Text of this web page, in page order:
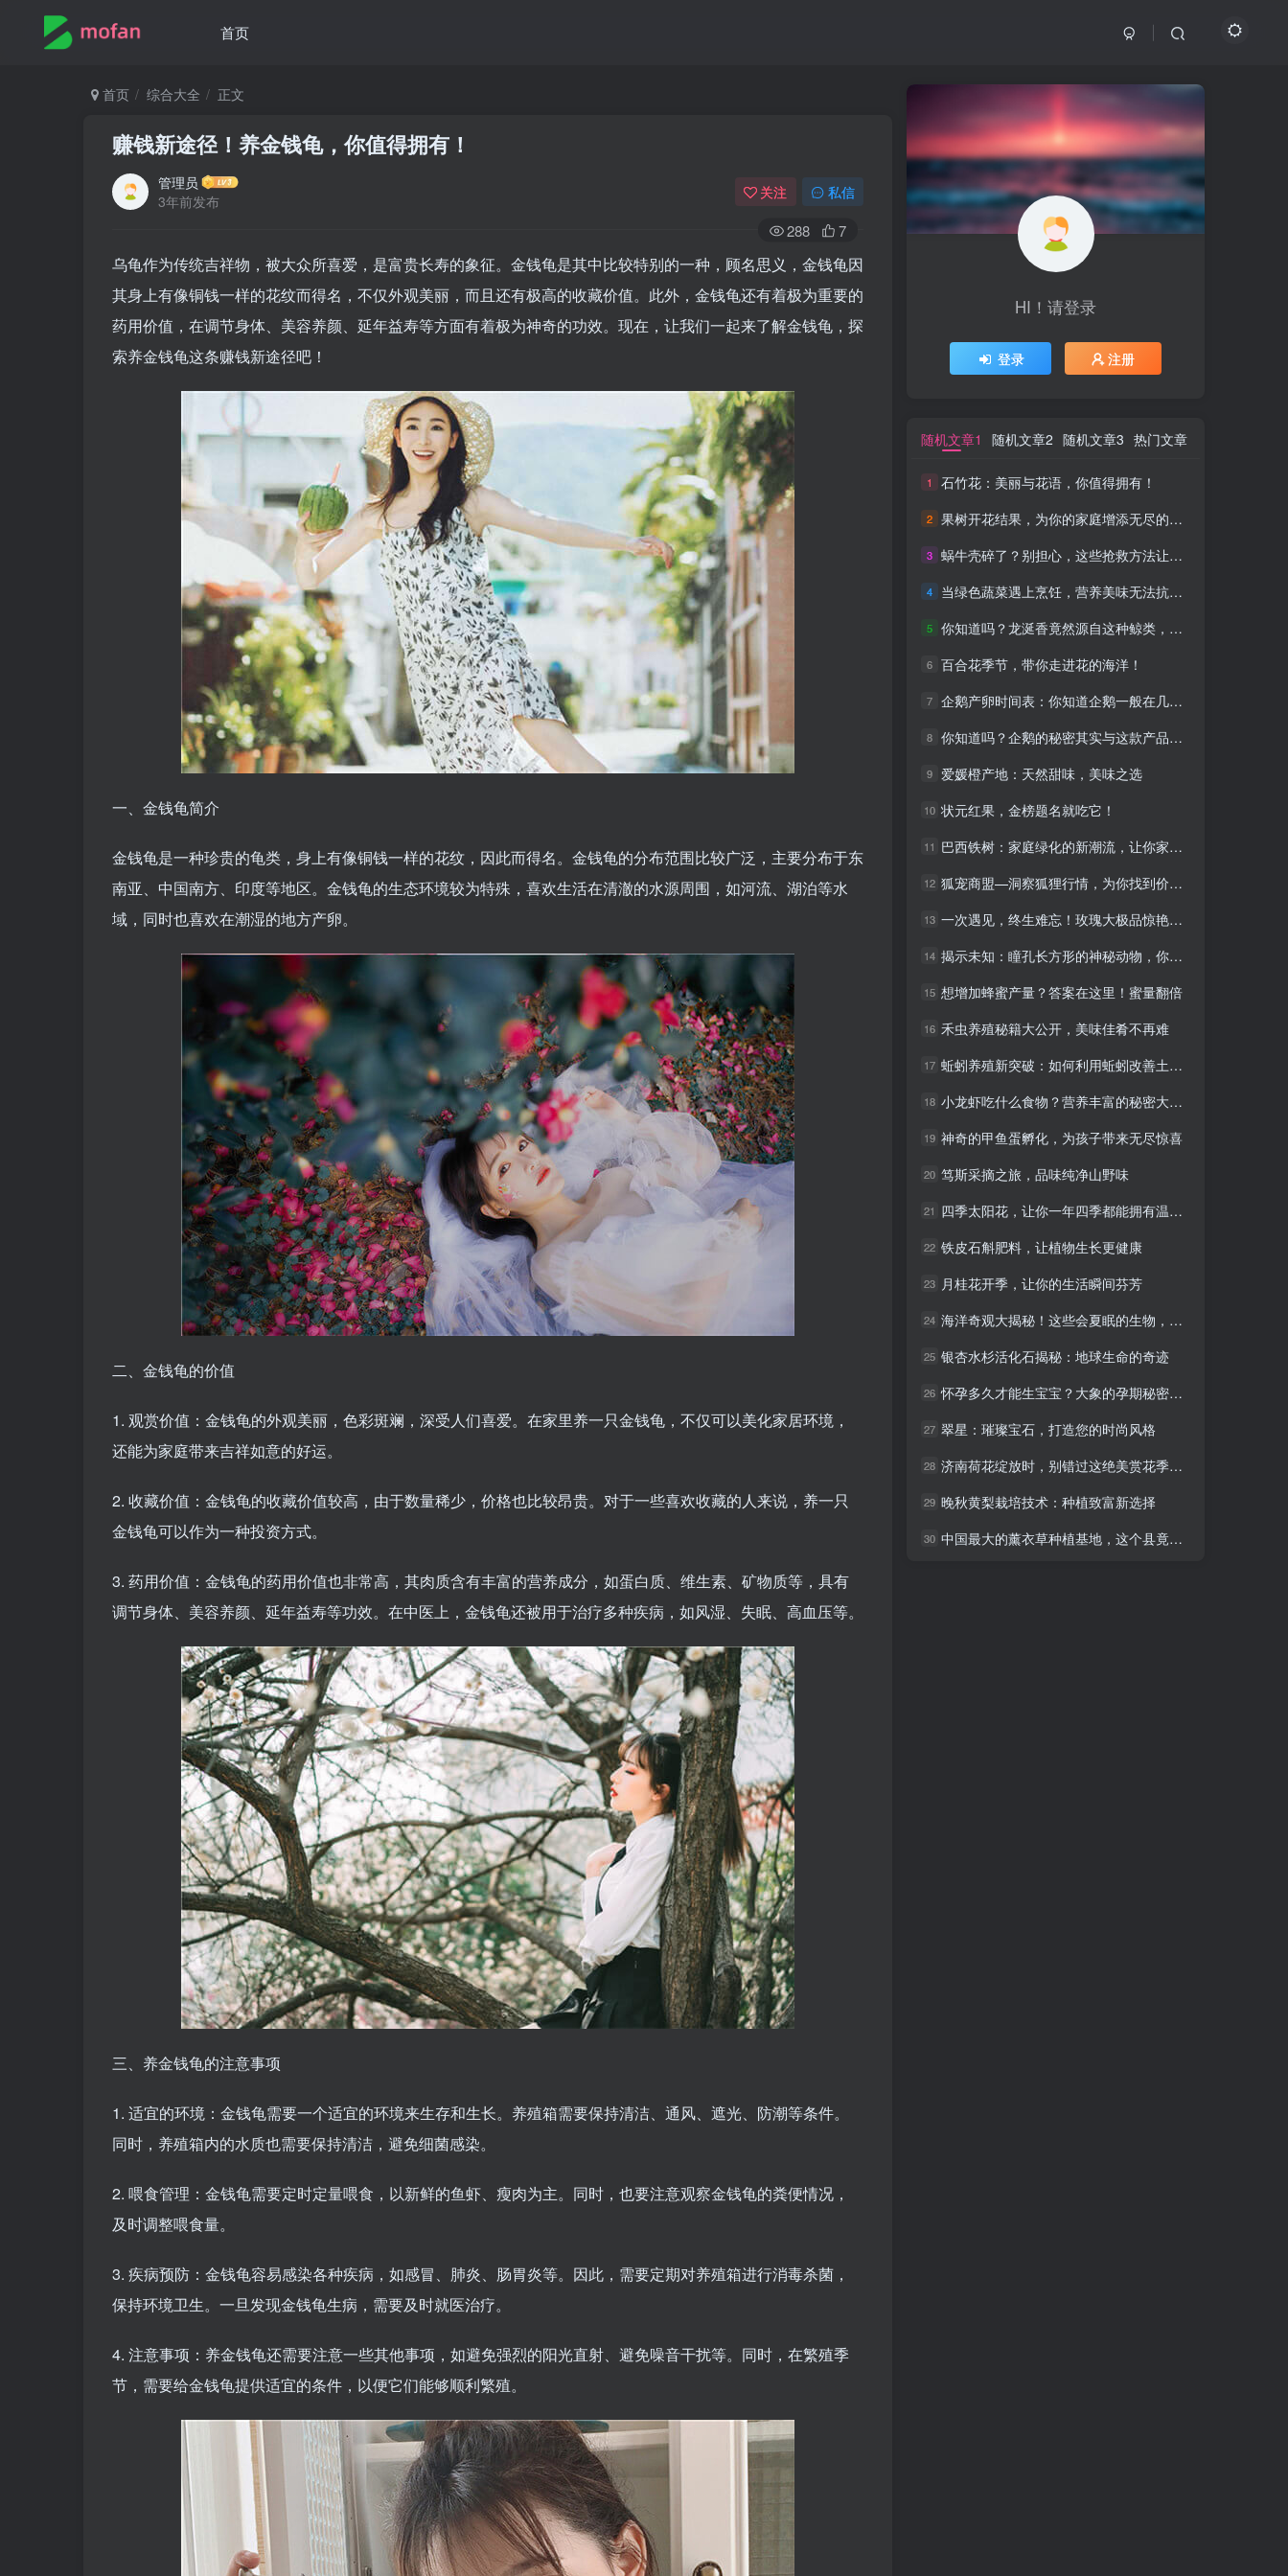
首页
首页 综合大全 正文
赚钱新途径！养金钱龟，你值得拥有！
管理员
3年前发布
关注 私信
288 7
乌龟作为传统吉祥物，被大众所喜爱，是富贵长寿的象征。金钱龟是其中比较特别的一种，顾名思义，金钱龟因
其身上有像铜钱一样的花纹而得名，不仅外观美丽，而且还有极高的收藏价值。此外，金钱龟还有着极为重要的
药用价值，在调节身体、美容养颜、延年益寿等方面有着极为神奇的功效。现在，让我们一起来了解金钱龟，探
索养金钱龟这条赚钱新途径吧！
一、金钱龟简介
金钱龟是一种珍贵的龟类，身上有像铜钱一样的花纹，因此而得名。金钱龟的分布范围比较广泛，主要分布于东
南亚、中国南方、印度等地区。金钱龟的生态环境较为特殊，喜欢生活在清澈的水源周围，如河流、湖泊等水
域，同时也喜欢在潮湿的地方产卵。
二、金钱龟的价值
1. 观赏价值：金钱龟的外观美丽，色彩斑斓，深受人们喜爱。在家里养一只金钱龟，不仅可以美化家居环境，
还能为家庭带来吉祥如意的好运。
2. 收藏价值：金钱龟的收藏价值较高，由于数量稀少，价格也比较昂贵。对于一些喜欢收藏的人来说，养一只
金钱龟可以作为一种投资方式。
3. 药用价值：金钱龟的药用价值也非常高，其肉质含有丰富的营养成分，如蛋白质、维生素、矿物质等，具有
调节身体、美容养颜、延年益寿等功效。在中医上，金钱龟还被用于治疗多种疾病，如风湿、失眠、高血压等。
三、养金钱龟的注意事项
1. 适宜的环境：金钱龟需要一个适宜的环境来生存和生长。养殖箱需要保持清洁、通风、遮光、防潮等条件。
同时，养殖箱内的水质也需要保持清洁，避免细菌感染。
2. 喂食管理：金钱龟需要定时定量喂食，以新鲜的鱼虾、瘦肉为主。同时，也要注意观察金钱龟的粪便情况，
及时调整喂食量。
3. 疾病预防：金钱龟容易感染各种疾病，如感冒、肺炎、肠胃炎等。因此，需要定期对养殖箱进行消毒杀菌，
保持环境卫生。一旦发现金钱龟生病，需要及时就医治疗。
4. 注意事项：养金钱龟还需要注意一些其他事项，如避免强烈的阳光直射、避免噪音干扰等。同时，在繁殖季
节，需要给金钱龟提供适宜的条件，以便它们能够顺利繁殖。
HI！请登录
登录 注册
随机文章1 随机文章2 随机文章3 热门文章
1 石竹花：美丽与花语，你值得拥有！
2 果树开花结果，为你的家庭增添无尽的欢乐！
3 蜗牛壳碎了？别担心，这些抢救方法让你安心！
4 当绿色蔬菜遇上烹饪，营养美味无法抗拒！
5 你知道吗？龙涎香竟然源自这种鲸类，不可思议！
6 百合花季节，带你走进花的海洋！
7 企鹅产卵时间表：你知道企鹅一般在几月份产卵吗？
8 你知道吗？企鹅的秘密其实与这款产品息息相关
9 爱媛橙产地：天然甜味，美味之选
10 状元红果，金榜题名就吃它！
11 巴西铁树：家庭绿化的新潮流，让你家焕然一新
12 狐宠商盟—洞察狐狸行情，为你找到价值的新商机！
13 一次遇见，终生难忘！玫瑰大极品惊艳登场！
14 揭示未知：瞳孔长方形的神秘动物，你知道吗？
15 想增加蜂蜜产量？答案在这里！蜜量翻倍
16 禾虫养殖秘籍大公开，美味佳肴不再难
17 蚯蚓养殖新突破：如何利用蚯蚓改善土壤质量
18 小龙虾吃什么食物？营养丰富的秘密大揭秘！
19 神奇的甲鱼蛋孵化，为孩子带来无尽惊喜
20 笃斯采摘之旅，品味纯净山野味
21 四季太阳花，让你一年四季都能拥有温暖的阳光
22 铁皮石斛肥料，让植物生长更健康
23 月桂花开季，让你的生活瞬间芬芳
24 海洋奇观大揭秘！这些会夏眠的生物，你见过吗？
25 银杏水杉活化石揭秘：地球生命的奇迹
26 怀孕多久才能生宝宝？大象的孕期秘密大公开！
27 翠星：璀璨宝石，打造您的时尚风格
28 济南荷花绽放时，别错过这绝美赏花季节！
29 晚秋黄梨栽培技术：种植致富新选择
30 中国最大的薰衣草种植基地，这个县竟藏着绝美秘境！
HI！请登录
登录 注册
随机文章1 随机文章2 随机文章3 热门文章
1 石竹花：美丽与花语，你值得拥有！
2 果树开花结果，为你的家庭增添无尽的欢乐！
3 蜗牛壳碎了？别担心，这些抢救方法让你安心！
4 当绿色蔬菜遇上烹饪，营养美味无法抗拒！
5 你知道吗？龙涎香竟然源自这种鲸类，不可思议！
6 百合花季节，带你走进花的海洋！
7 企鹅产卵时间表：你知道企鹅一般在几月份产卵吗？
8 你知道吗？企鹅的秘密其实与这款产品息息相关
9 爱媛橙产地：天然甜味，美味之选
10 状元红果，金榜题名就吃它！
11 巴西铁树：家庭绿化的新潮流，让你家焕然一新
12 狐宠商盟—洞察狐狸行情，为你找到价值的新商机！
13 一次遇见，终生难忘！玫瑰大极品惊艳登场！
14 揭示未知：瞳孔长方形的神秘动物，你知道吗？
15 想增加蜂蜜产量？答案在这里！蜜量翻倍
16 禾虫养殖秘籍大公开，美味佳肴不再难
17 蚯蚓养殖新突破：如何利用蚯蚓改善土壤质量
18 小龙虾吃什么食物？营养丰富的秘密大揭秘！
19 神奇的甲鱼蛋孵化，为孩子带来无尽惊喜
20 笃斯采摘之旅，品味纯净山野味
21 四季太阳花，让你一年四季都能拥有温暖的阳光
22 铁皮石斛肥料，让植物生长更健康
23 月桂花开季，让你的生活瞬间芬芳
24 海洋奇观大揭秘！这些会夏眠的生物，你见过吗？
25 银杏水杉活化石揭秘：地球生命的奇迹
26 怀孕多久才能生宝宝？大象的孕期秘密大公开！
27 翠星：璀璨宝石，打造您的时尚风格
28 济南荷花绽放时，别错过这绝美赏花季节！
29 晚秋黄梨栽培技术：种植致富新选择
30 中国最大的薰衣草种植基地，这个县竟藏着绝美秘境！